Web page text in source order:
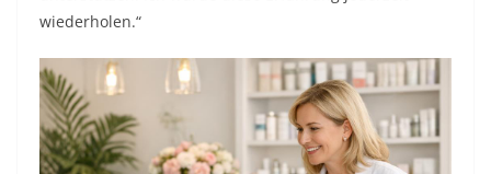
wiederholen.“